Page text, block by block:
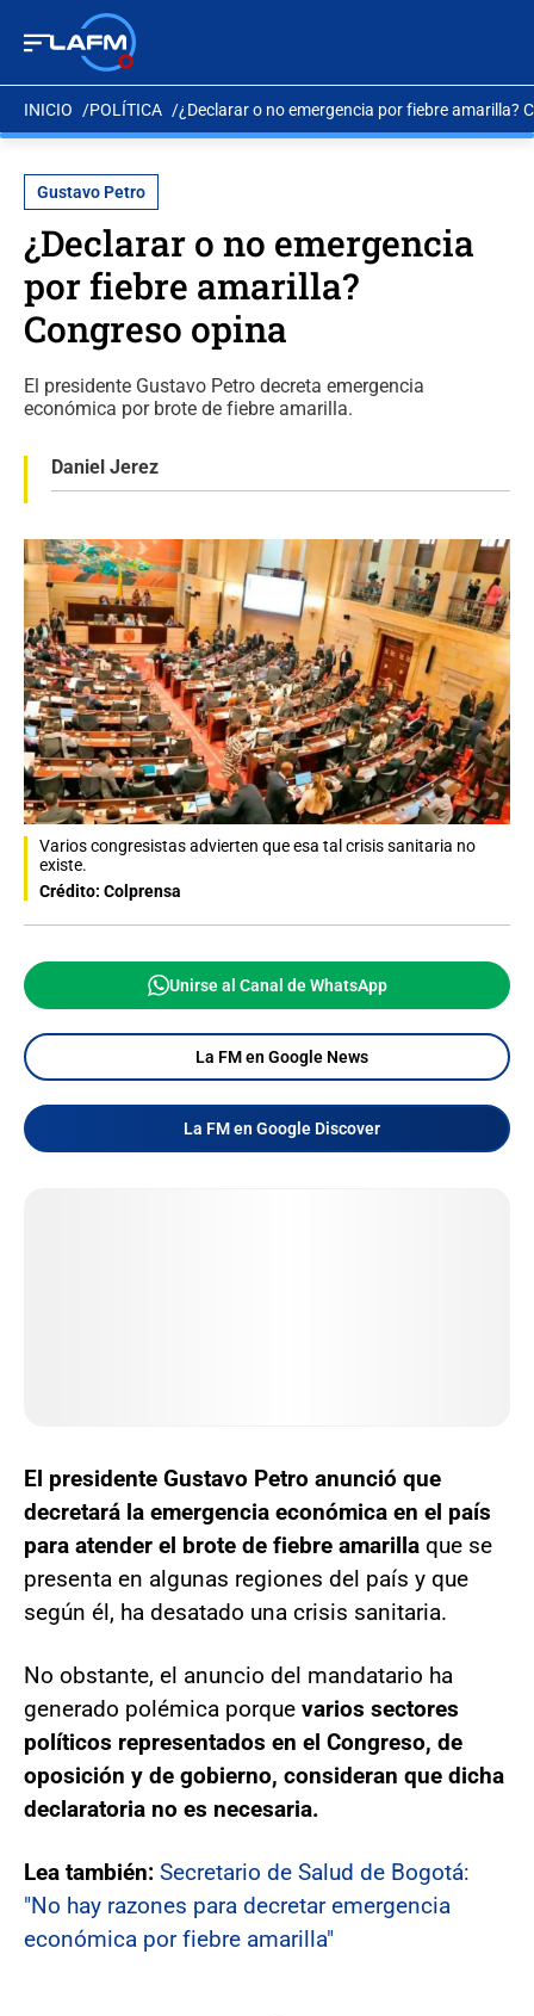
INICIO POLÍTICA ¿Declarar o no emergencia por fiebre amarilla?
Gustavo Petro
¿Declarar o no emergencia
por fiebre amarilla?
Congreso opina
El presidente Gustavo Petro decreta emergencia
económica por brote de fiebre amarilla.
Daniel Jerez
Varios congresistas advierten que esa tal crisis sanitaria no
existe.
Crédito: Colprensa
Unirse al Canal de WhatsApp
La FM en Google News
La FM en Google Discover
El presidente Gustavo Petro anunció que
decretará la emergencia económica en el país
para atender el brote de fiebre amarilla que se
presenta en algunas regiones del país y que
según él, ha desatado una crisis sanitaria.
No obstante, el anuncio del mandatario ha
generado polémica porque varios sectores
políticos representados en el Congreso, de
oposición y de gobierno, consideran que dicha
declaratoria no es necesaria.
Lea también: Secretario de Salud de Bogotá:
"No hay razones para decretar emergencia
económica por fiebre amarilla"